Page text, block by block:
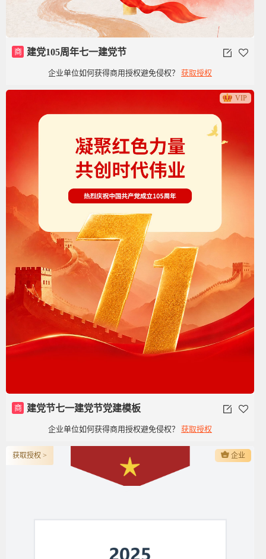
商 建党105周年七一建党节
企业单位如何获得商用授权避免侵权？ 获取授权
VIP
商 建党节七一建党节党建模板
企业单位如何获得商用授权避免侵权？ 获取授权
获取授权 > 企业